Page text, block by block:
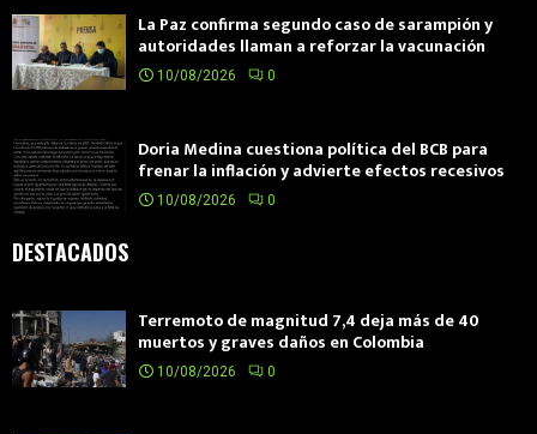
La Paz confirma segundo caso de sarampión y
autoridades llaman a reforzar la vacunación
10/08/2026 0
Doria Medina cuestiona política del BCB para
frenar la inflación y advierte efectos recesivos
10/08/2026 0
DESTACADOS
Terremoto de magnitud 7,4 deja más de 40
muertos y graves daños en Colombia
10/08/2026 0